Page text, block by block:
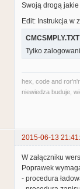
Swoją drogą
Edit: Instrukcja w
CMCSMPLY.TXT
Tylko
hex, code and
niewiedza buduje,
2015-06-13
W załączniku
Poprawek
- procedura